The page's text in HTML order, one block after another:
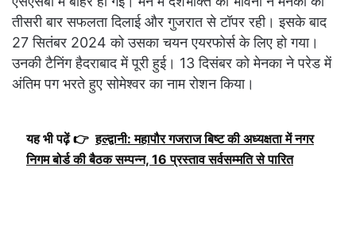
तीसरी बार सफलता दिलाई और गुजरात से टॉपर रही। इसके बाद
27 सितंबर 2024 को उसका चयन एयरफोर्स के लिए हो गया।
उनकी टैनिंग हैदराबाद में पूरी हुई। 13 दिसंबर को मेनका ने परेड में
अंतिम पग भरते हुए सोमेश्वर का नाम रोशन किया।
यह भी पढ़ें 👉 हल्द्वानी: महापौर गजराज बिष्ट की अध्यक्षता में नगर
निगम बोर्ड की बैठक सम्पन्न, 16 प्रस्ताव सर्वसम्मति से पारित